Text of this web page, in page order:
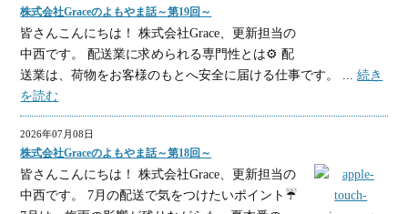
株式会社Graceのよもやま話～第19回～
皆さんこんにちは！ 株式会社Grace、更新担当の
中西です。 配送業に求められる専門性とは⚙ 配
送業は、荷物をお客様のもとへ安全に届ける仕事です。 ...続き
を読む
2026年07月08日
株式会社Graceのよもやま話～第18回～
皆さんこんにちは！ 株式会社Grace、更新担当の
中西です。 7月の配送で気をつけたいポイント☔